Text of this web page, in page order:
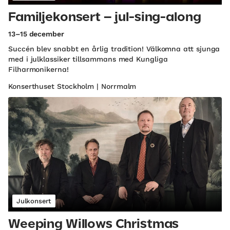
Familjekonsert – jul-sing-along
13–15 december
Succén blev snabbt en årlig tradition! Välkomna att sjunga
med i julklassiker tillsammans med Kungliga
Filharmonikerna!
Konserthuset Stockholm | Norrmalm
Julkonsert
Weeping Willows Christmas